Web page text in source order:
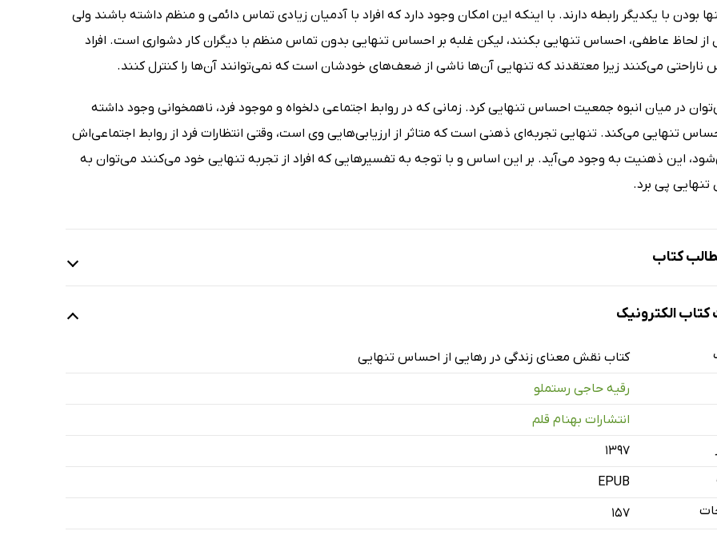
بودن با یکدیگر رابطه دارند. با اینکه این امکان وجود دارد که افراد با آدمیان زیادی تماس دائمی و منظم داشته باشند ولی
از لحاظ عاطفی، احساس تنهایی بکنند، لیکن غلبه بر احساس تنهایی بدون تماس منظم با دیگران کار دشواری است. افراد
ناراحتی می‌کنند زیرا معتقدند که تنهایی آن‌ها ناشی از ضعف‌های خودشان است که نمی‌توانند آن‌ها را کنترل کنند.
در میان انبوه جمعیت احساس تنهایی کرد. زمانی که در روابط اجتماعی دلخواه و موجود فرد، ناهمخوانی وجود داشته
تنهایی می‌کند. تنهایی تجربه‌ای ذهنی است که متاثر از ارزیابی‌هایی وی است، وقتی انتظارات فرد از روابط اجتماعی‌اش‌
این ذهنیت به وجود می‌آید. بر این اساس و با توجه به تفسیرهایی که افراد از تجربه تنهایی خود می‌کنند می‌توان به
پی برد.
کتاب
احساس تنهایی
احساس تنهایی
تنهایی
تنهایی
الکترونیک
کتاب نقش معنای زندگی در رهایی از احساس تنهایی
رقیه حاجی رستملو
انتشارات بهنام قلم
۱۳۹۷
EPUB
157